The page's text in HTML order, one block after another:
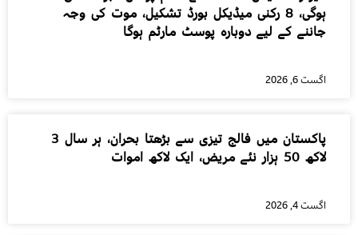
ہوگی، 8 رکنی میڈیکل بورڈ تشکیل، موت کی وجہ
جاننے کے لیے دوبارہ پوسٹ مارٹم ہوگا
اگست 6, 2026
پاکستان میں فالج تیزی سے بڑھتا بحران، ہر سال 3
لاکھ 50 ہزار نئے مریض، ایک لاکھ اموات
اگست 4, 2026